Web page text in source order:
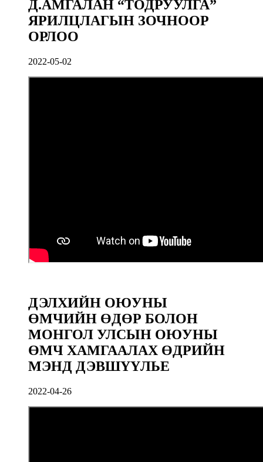
Д.АМГАЛАН “ТОДРУУЛГА”
ЯРИЛЦЛАГЫН ЗОЧНООР
ОРЛОО
2022-05-02
ДЭЛХИЙН ОЮУНЫ
ӨМЧИЙН ӨДӨР БОЛОН
МОНГОЛ УЛСЫН ОЮУНЫ
ӨМЧ ХАМГААЛАХ ӨДРИЙН
МЭНД ДЭВШҮҮЛЬЕ
2022-04-26